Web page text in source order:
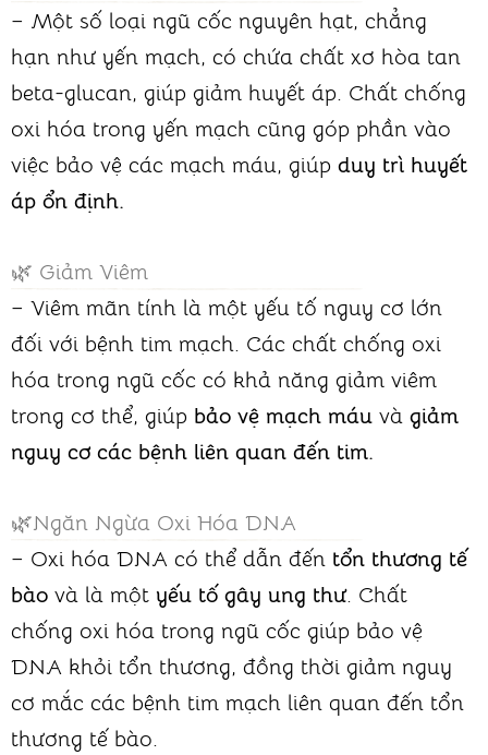
– Một số loại ngũ cốc nguyên hạt, chẳng
hạn như yến mạch, có chứa chất xơ hòa tan
beta-glucan, giúp giảm huyết áp. Chất chống
oxi hóa trong yến mạch cũng góp phần vào
việc bảo vệ các mạch máu, giúp duy trì huyết
áp ổn định.
🌿 Giảm Viêm
– Viêm mãn tính là một yếu tố nguy cơ lớn
đối với bệnh tim mạch. Các chất chống oxi
hóa trong ngũ cốc có khả năng giảm viêm
trong cơ thể, giúp bảo vệ mạch máu và giảm
nguy cơ các bệnh liên quan đến tim.
🌿Ngăn Ngừa Oxi Hóa DNA
– Oxi hóa DNA có thể dẫn đến tổn thương tế
bào và là một yếu tố gây ung thư. Chất
chống oxi hóa trong ngũ cốc giúp bảo vệ
DNA khỏi tổn thương, đồng thời giảm nguy
cơ mắc các bệnh tim mạch liên quan đến tổn
thương tế bào.